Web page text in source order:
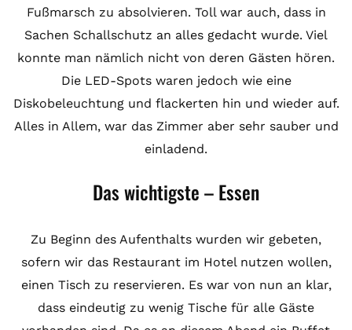
Fußmarsch zu absolvieren. Toll war auch, dass in
Sachen Schallschutz an alles gedacht wurde. Viel
konnte man nämlich nicht von deren Gästen hören.
Die LED-Spots waren jedoch wie eine
Diskobeleuchtung und flackerten hin und wieder auf.
Alles in Allem, war das Zimmer aber sehr sauber und
einladend.
Das wichtigste – Essen
Zu Beginn des Aufenthalts wurden wir gebeten,
sofern wir das Restaurant im Hotel nutzen wollen,
einen Tisch zu reservieren. Es war von nun an klar,
dass eindeutig zu wenig Tische für alle Gäste